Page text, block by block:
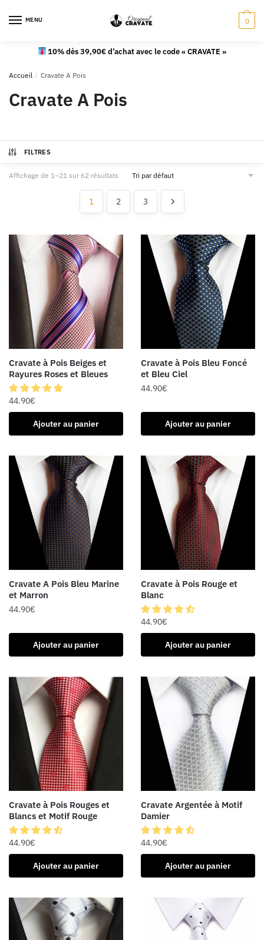
MENU 0
10% dès 39,90€ d’achat avec le code « CRAVATE »
Accueil / Cravate A Pois
Cravate A Pois
FILTRES
Affichage de 1–21 sur 62 résultats
1 2 3
Cravate à Pois Beiges et
Rayures Roses et Bleues
44.90€
Ajouter au panier
Cravate à Pois Bleu Foncé
et Bleu Ciel
44.90€
Ajouter au panier
Cravate A Pois Bleu Marine
et Marron
44.90€
Ajouter au panier
Cravate à Pois Rouge et
Blanc
44.90€
Ajouter au panier
Cravate à Pois Rouges et
Blancs et Motif Rouge
44.90€
Ajouter au panier
Cravate Argentée à Motif
Damier
44.90€
Ajouter au panier